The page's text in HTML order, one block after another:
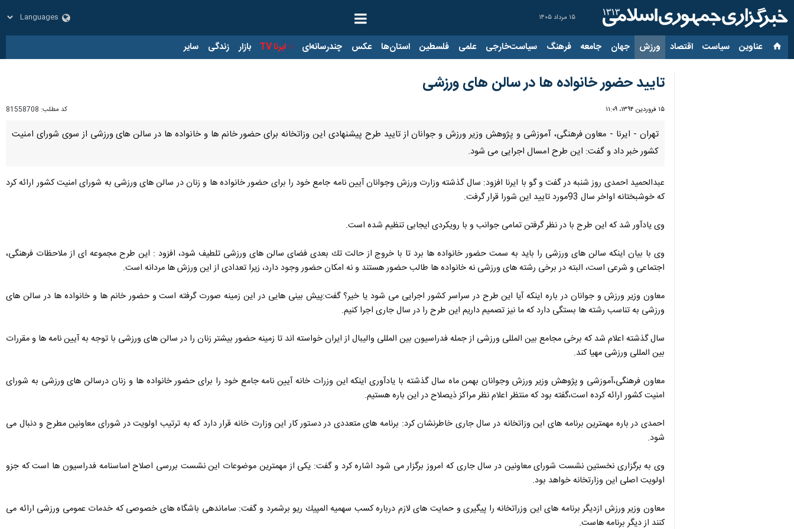
۱۵ مرداد ۱۴۰۵
عناوین‌ سیاست اقتصاد ورزش جهان جامعه فرهنگ سیاست‌خارجی علمی فلسطین استان‌ها عکس چندرسانه‌ای ایرنا TV بازار زندگی سایر
تایید حضور خانواده ها در سالن های ورزشی
۱۵ فروردین ۱۳۹۴، ۱۱:۰۹ کد مطلب: 81558708
تهران - ایرنا - معاون فرهنگی، آموزشی و پژوهش وزیر ورزش و جوانان از تایید طرح پیشنهادی این وزاتخانه برای حضور خانم ها و خانواده ها در سالن های ورزشی از سوی شورای امنیت
كشور خبر داد و گفت: این طرح امسال اجرایی می شود.
عبدالحمید احمدی روز شنبه در گفت و گو با ایرنا افزود: سال گذشته وزارت ورزش وجوانان آیین نامه جامع خود را برای حضور خانواده ها و زنان در سالن های ورزشی به شورای امنیت كشور ارائه كرد
كه خوشبختانه اواخر سال 93مورد تایید این شورا قرار گرفت.
وی یادآور شد كه این طرح با در نظر گرفتن تمامی جوانب و با رویكردی ایجابی تنظیم شده است.
وی با بیان اینكه سالن های ورزشی را باید به سمت حضور خانواده ها برد تا با خروج از حالت تك بعدی فضای سالن های ورزشی تلطیف شود، افزود : این طرح مجموعه ای از ملاحظات فرهنگی،
اجتماعی و شرعی است، البته در برخی رشته های ورزشی نه خانواده ها طالب حضور هستند و نه امكان حضور وجود دارد، زیرا تعدادی از این ورزش ها مردانه است.
معاون وزیر ورزش و جوانان در باره اینكه آیا این طرح در سراسر كشور اجرایی می شود یا خیر؟ گفت:پیش بینی هایی در این زمینه صورت گرفته است و حضور خانم ها و خانواده ها در سالن های
ورزشی به تناسب رشته ها بستگی دارد كه ما نیز تصمیم داریم این طرح را در سال جاری اجرا كنیم.
سال گذشته اعلام شد كه برخی مجامع بین المللی ورزشی از جمله فدراسیون بین المللی والیبال از ایران خواسته اند تا زمینه حضور بیشتر زنان را در سالن های ورزشی با توجه به آیین نامه ها و مقررات
بین المللی ورزشی مهیا كند.
معاون فرهنگی،آموزشی و پژوهش وزیر ورزش وجوانان بهمن ماه سال گذشته با یادآوری اینكه این وزرات خانه آیین نامه جامع خود را برای حضور خانواده ها و زنان درسالن های ورزشی به شورای
امنیت كشور ارائه كرده است،گفته بود كه منتظر اعلام نظر مراكز ذیصلاح در این باره هستیم.
احمدی در باره مهمترین برنامه های این وزاتخانه در سال جاری خاطرنشان كرد: برنامه های متعددی در دستور كار این وزارت خانه قرار دارد كه به ترتیب اولویت در شورای معاونین مطرح و دنبال می
شود.
وی به برگزاری نخستین نشست شورای معاونین در سال جاری كه امروز برگزار می شود اشاره كرد و گفت: یكی از مهمترین موضوعات این نشست بررسی اصلاح اساسنامه فدراسیون ها است كه جزو
اولویت اصلی این وزارتخانه خواهد بود.
معاون وزیر ورزش ازدیگر برنامه های این وزراتخانه را پیگیری و حمایت های لازم درباره كسب سهمیه المپیك ریو برشمرد و گفت: ساماندهی باشگاه های خصوصی كه خدمات عمومی ورزشی ارائه می
كنند از دیگر برنامه هاست.